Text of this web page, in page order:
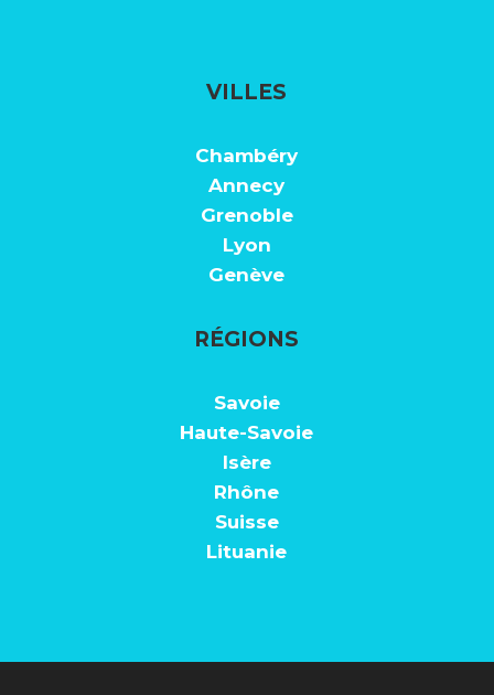
VILLES
Chambéry
Annecy
Grenoble
Lyon
Genève
RÉGIONS
Savoie
Haute-Savoie
Isère
Rhône
Suisse
Lituanie